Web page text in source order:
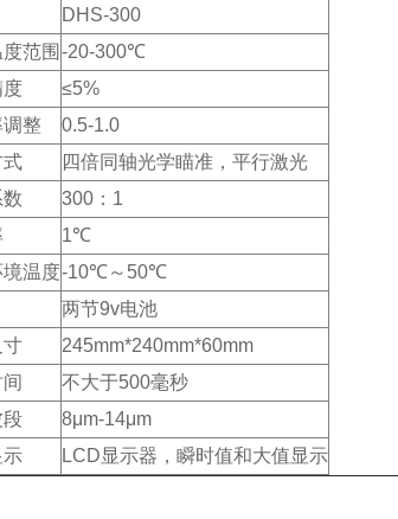
DHS-300
范围 -20-300℃
度
≤5%
整
0.5-1.0
式
四倍同轴光学瞄准，平行激光
300：1
1℃
温度-10℃～50℃
两节9v电池
寸
245mm*240mm*60mm
不大于500毫秒
段
8μm-14μm
示
LCD显示器，瞬时值和大值显示